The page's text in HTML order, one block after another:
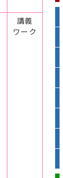
講義
ワーク